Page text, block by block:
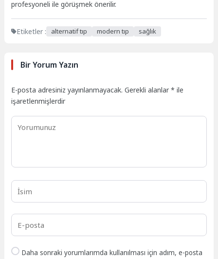
profesyoneli ile görüşmek önerilir.
Etiketler : alternatif tıp modern tıp sağlık
Bir Yorum Yazın
E-posta adresiniz yayınlanmayacak. Gerekli alanlar* ile
işaretlenmişlerdir
Daha sonraki yorumlarımda kullanılması için adım, e-posta